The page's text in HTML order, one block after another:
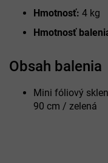
Obsah balenia
Mini fóliový
90 cm / zelená
Hmotnosť: 4 kg
Hmotnosť